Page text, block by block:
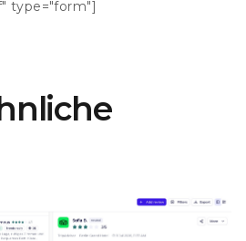
type="form"]